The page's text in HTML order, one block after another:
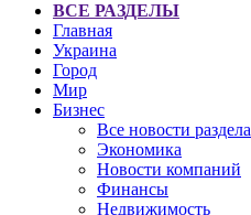
ВСЕ РАЗДЕЛЫ
Главная
Украина
Город
Мир
Бизнес
Все новости раздела
Экономика
Новости компаний
Финансы
Недвижимость